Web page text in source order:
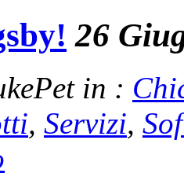
26
in :
, Servizi,